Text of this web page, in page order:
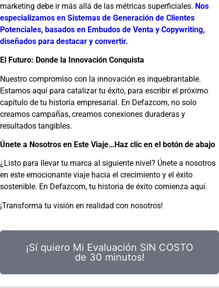
marketing debe ir más allá de las métricas superficiales. Nos
especializamos en Sistemas de Generación de Clientes
Potenciales, basados en Embudos de Venta y Copywriting,
diseñados para destacar y convertir.
El Futuro: Donde la Innovación Conquista
Nuestro compromiso con la innovación es inquebrantable.
Estamos aquí para catalizar tu éxito, para escribir el próximo
capítulo de tu historia empresarial. En Defazcom, no solo
creamos campañas, creamos conexiones duraderas y
resultados tangibles.
Únete a Nosotros en Este Viaje…Haz clic en el botón de abajo
¿Listo para llevar tu marca al siguiente nivel? Únete a nosotros
en este emocionante viaje hacia el crecimiento y el éxito
sostenible. En Defazcom, tu historia de éxito comienza aquí.
¡Transforma tu visión en realidad con nosotros!
¡Sí quiero Mi Evaluación SIN COSTO
de 30 minutos!